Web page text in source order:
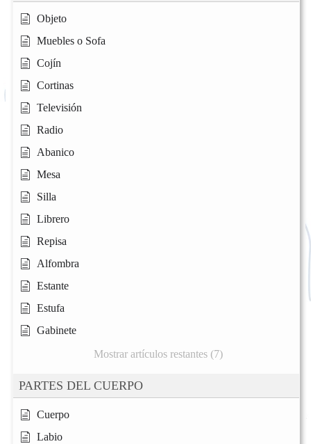
Objeto
Muebles o Sofa
Cojín
Cortinas
Televisión
Radio
Abanico
Mesa
Silla
Librero
Repisa
Alfombra
Estante
Estufa
Gabinete
Mostrar artículos restantes (7)
PARTES DEL CUERPO
Cuerpo
Labio